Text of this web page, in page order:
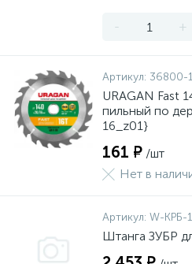
- +
Артикул: 36800-
URAGAN Fast
пильный по
16_z01}
161 ₽ /шт
Нет в
Артикул: W-КРБ-1
Штанга ЗУБР